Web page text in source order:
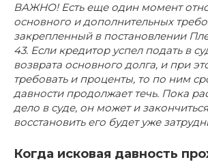
ВАЖНО! Есть еще один момент
основного и дополнительных
закрепленный в постановлении
43. Если кредитор успел подать в
возврата основного долга, и при
требовать и проценты, то по ним
давности продолжает течь. Пока
дело в суде, он может и
восстановить его будет уже
Когда исковая давность